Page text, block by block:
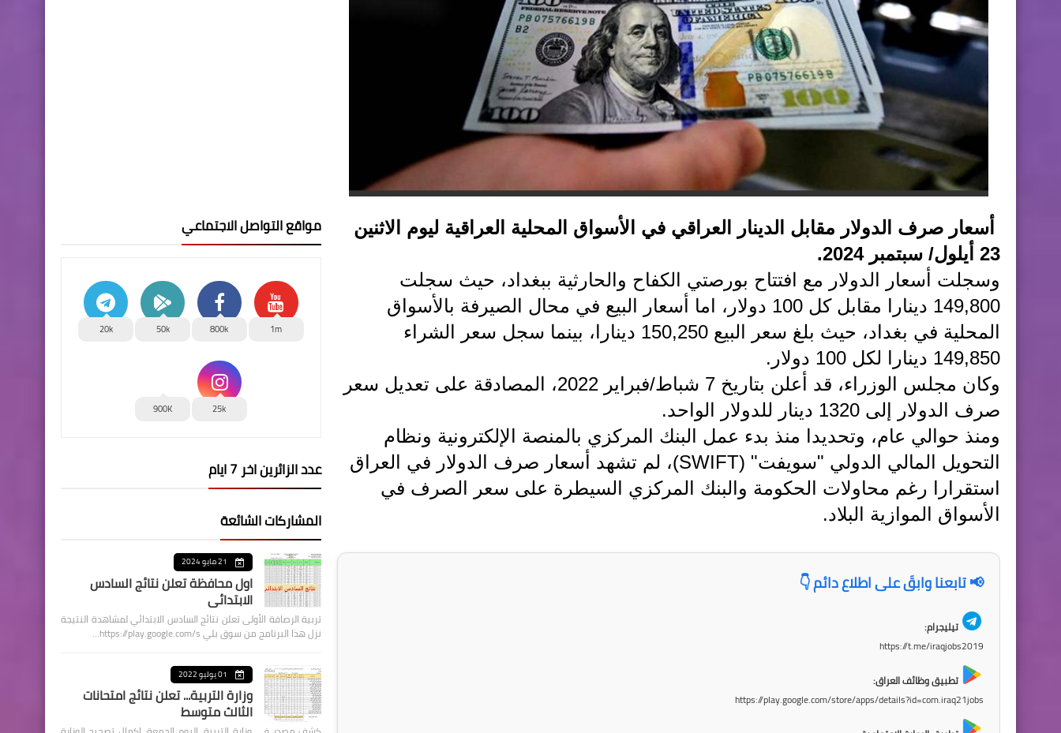
أسعار صرف الدولار مقابل الدينار العراقي في الأسواق المحلية العراقية ليوم الاثنين
23 أيلول/ سبتمبر 2024.
وسجلت أسعار الدولار مع افتتاح بورصتي الكفاح والحارثية ببغداد، حيث سجلت
149,800 دينارا مقابل كل 100 دولار، اما أسعار البيع في محال الصيرفة بالأسواق
المحلية في بغداد، حيث بلغ سعر البيع 150,250 دينارا، بينما سجل سعر الشراء
149,850 دينارا لكل 100 دولار.
وكان مجلس الوزراء، قد أعلن بتاريخ 7 شباط/فبراير 2022، المصادقة على تعديل سعر
صرف الدولار إلى 1320 دينار للدولار الواحد.
ومنذ حوالي عام، وتحديدا منذ بدء عمل البنك المركزي بالمنصة الإلكترونية ونظام
التحويل المالي الدولي "سويفت" (SWIFT)، لم تشهد أسعار صرف الدولار في العراق
استقرارا رغم محاولات الحكومة والبنك المركزي السيطرة على سعر الصرف في
الأسواق الموازية البلاد.
📢 تابعنا وابقَ على اطلاع دائم 👇
تيليجرام:
https://t.me/iraqjobs2019
تطبيق وظائف العراق:
https://play.google.com/store/apps/details?id=com.iraq21jobs
مواقع التواصل الاجتماعي
1m
800k
50k
20k
25k
900K
عدد الزائرين اخر 7 ايام
المشاركات الشائعة
21 مايو 2024
اول محافظة تعلن نتائج السادس
الابتدائي
تربية الرصافة الأولى تعلن نتائج السادس الابتدائي لمشاهدة النتيجة
نزل هذا البرنامج من سوق بلي https://play.google.com/s…
01 يوليو 2022
وزارة التربية... تعلن نتائج امتحانات
الثالث متوسط